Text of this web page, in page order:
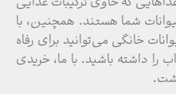
شما هستند. همچنین، با
خانگی می‌توانید برای رفاه
را داشته باشید. با ما، خریدی